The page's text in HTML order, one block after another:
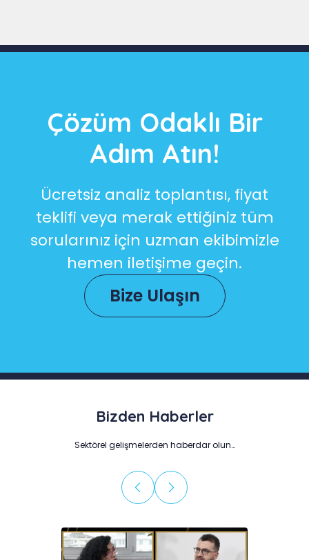
Çözüm Odaklı Bir
Adım Atın!
Ücretsiz analiz toplantısı, fiyat
teklifi veya merak ettiğiniz tüm
sorularınız için uzman ekibimizle
hemen iletişime geçin.
Bize Ulaşın
Bizden Haberler
Sektörel gelişmelerden haberdar olun…